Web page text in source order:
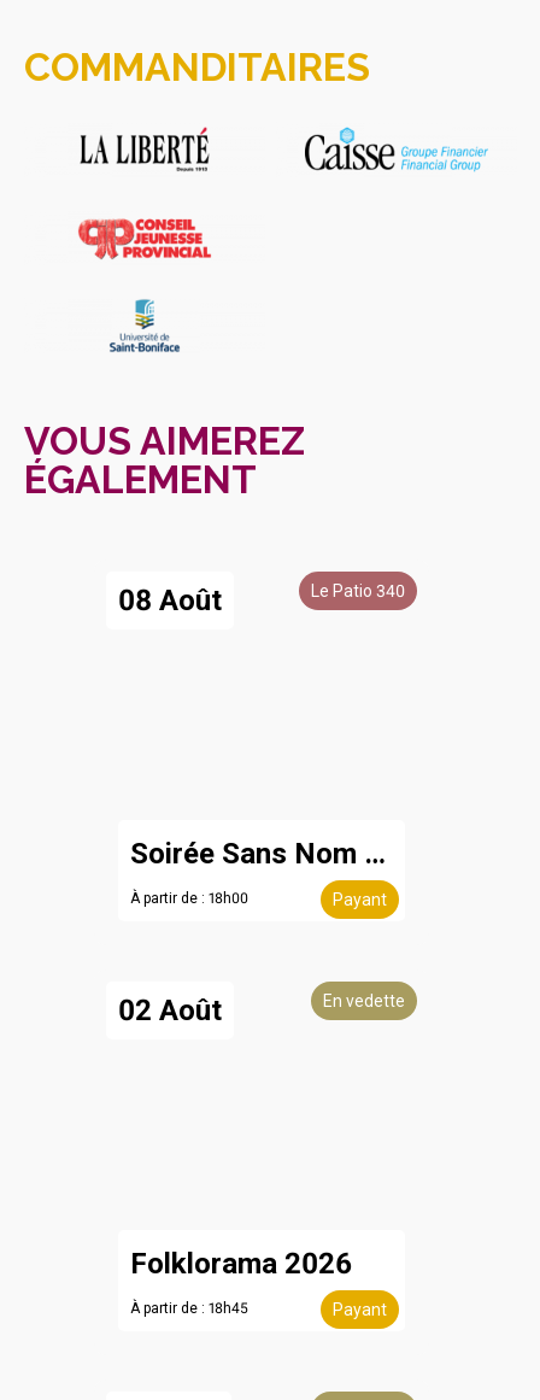
COMMANDITAIRES
VOUS AIMEREZ
ÉGALEMENT
08 Août Le Patio 340
Soirée Sans Nom - 8 août
À partir de : 18h00 Payant
02 Août En vedette
Folklorama 2026
À partir de : 18h45 Payant